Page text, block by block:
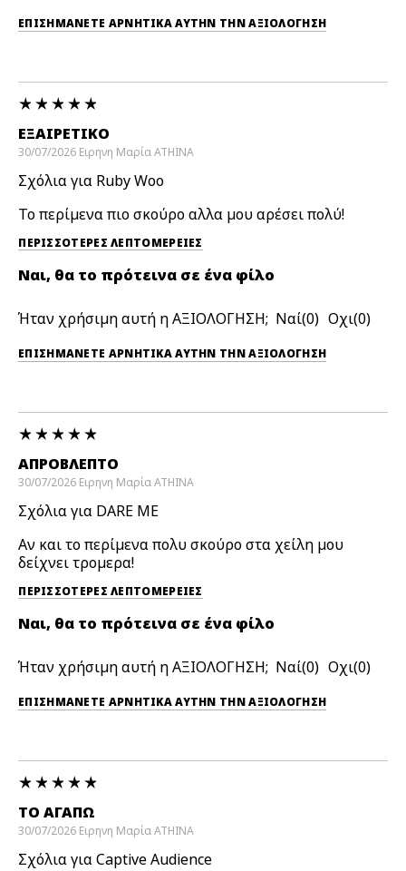
ΕΠΙΣΗΜΆΝΕΤΕ ΑΡΝΗΤΙΚΆ ΑΥΤΉΝ ΤΗΝ ΑΞΙΟΛΟΓΗΣΗ
ΕΞΑΙΡΕΤΙΚΌ
30/07/2026 Ειρηνη ΜαρίαATHINA
Σχόλια για Ruby Woo
Το περίμενα πιο σκούρο αλλα μου αρέσει πολύ!
ΠΕΡΙΣΣΌΤΕΡΕΣ ΛΕΠΤΟΜΈΡΕΙΕΣ
Ναι, θα το πρότεινα σε ένα φίλο
Ήταν χρήσιμη αυτή η ΑΞΙΟΛΟΓΗΣΗ; 0 0
ΕΠΙΣΗΜΆΝΕΤΕ ΑΡΝΗΤΙΚΆ ΑΥΤΉΝ ΤΗΝ ΑΞΙΟΛΟΓΗΣΗ
ΑΠΡΌΒΛΕΠΤΟ
30/07/2026 Ειρηνη ΜαρίαATHINA
Σχόλια για DARE ME
Αν και το περίμενα πολυ σκούρο στα χείλη μου
δείχνει τρομερα!
ΠΕΡΙΣΣΌΤΕΡΕΣ ΛΕΠΤΟΜΈΡΕΙΕΣ
Ναι, θα το πρότεινα σε ένα φίλο
Ήταν χρήσιμη αυτή η ΑΞΙΟΛΟΓΗΣΗ; 0 0
ΕΠΙΣΗΜΆΝΕΤΕ ΑΡΝΗΤΙΚΆ ΑΥΤΉΝ ΤΗΝ ΑΞΙΟΛΟΓΗΣΗ
ΤΟ ΑΓΑΠΏ
30/07/2026 Ειρηνη ΜαρίαATHINA
Σχόλια για Captive Audience